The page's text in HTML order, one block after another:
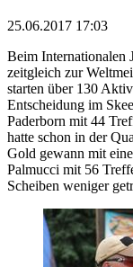
25.06.2017 17:03
Beim Internationalen
zeitgleich zur
starten über 130
Entscheidung im
Paderborn mit 44
hatte schon in der
Gold gewann mit
Palmucci mit 56
Scheiben weniger